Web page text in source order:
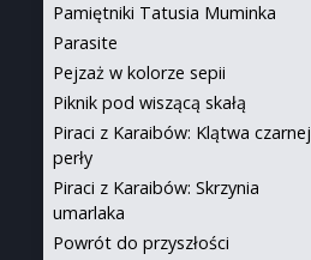
Pamiętniki Tatusia Muminka
Parasite
Pejzaż w kolorze sepii
Piknik pod wiszącą skałą
Piraci z Karaibów: Klątwa czarnej
perły
Piraci z Karaibów: Skrzynia
umarlaka
Powrót do przyszłości